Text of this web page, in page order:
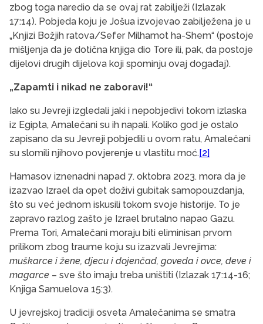
zbog toga naredio da se ovaj rat zabilježi (Izlazak
17:14). Pobjeda koju je Jošua izvojevao zabilježena je u
„Knjizi Božjih ratova/Sefer Milhamot ha-Shem“ (postoje
mišljenja da je dotična knjiga dio Tore ili, pak, da postoje
dijelovi drugih dijelova koji spominju ovaj događaj).
„Zapamti i nikad ne zaboravi!“
Iako su Jevreji izgledali jaki i nepobjedivi tokom izlaska
iz Egipta, Amalečani su ih napali. Koliko god je ostalo
zapisano da su Jevreji pobjedili u ovom ratu, Amalečani
su slomili njihovo povjerenje u vlastitu moć.[2]
Hamasov iznenadni napad 7. oktobra 2023. mora da je
izazvao Izrael da opet doživi gubitak samopouzdanja,
što su već jednom iskusili tokom svoje historije. To je
zapravo razlog zašto je Izrael brutalno napao Gazu.
Prema Tori, Amalečani moraju biti eliminisan prvom
prilikom zbog traume koju su izazvali Jevrejima:
muškarce i žene, djecu i dojenčad, goveda i ovce, deve i
magarce – sve što imaju treba uništiti (Izlazak 17:14-16;
Knjiga Samuelova 15:3).
U jevrejskoj tradiciji osveta Amalečanima se smatra